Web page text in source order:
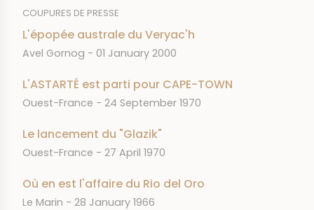
COUPURES DE PRESSE
L'épopée australe du Veryac'h
JOURNAL
Avel Gornog DATE
01 January 2000
L'ASTARTÉ est parti pour CAPE-TOWN
JOURNAL
Ouest-France DATE
24 September 1970
Le lancement du "Glazik"
JOURNAL
Ouest-France DATE
27 April 1970
Où en est l'affaire du Rio del Oro
JOURNAL
Le Marin DATE
28 January 1966